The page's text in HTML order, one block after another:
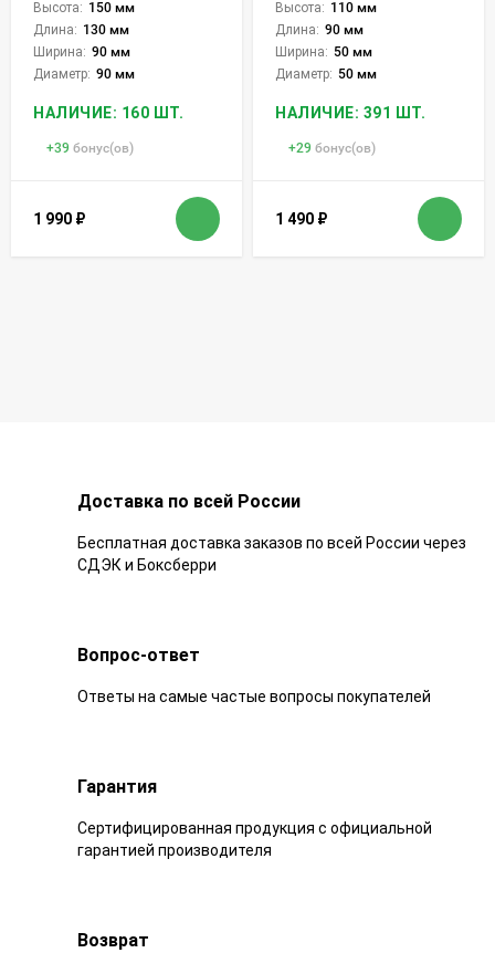
Высота: 150 мм
Длина: 130 мм
Ширина: 90 мм
Диаметр: 90 мм
НАЛИЧИЕ: 160 ШТ.
+39 бонус(ов)
1 990 ₽
Высота: 110 мм
Длина: 90 мм
Ширина: 50 мм
Диаметр: 50 мм
НАЛИЧИЕ: 391 ШТ.
+29 бонус(ов)
1 490 ₽
Доставка по всей России
Бесплатная доставка заказов по всей России через
СДЭК и Боксберри
Вопрос-ответ
Ответы на самые частые вопросы покупателей
Гарантия
Сертифицированная продукция с официальной
гарантией производителя
Возврат